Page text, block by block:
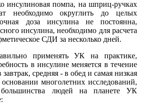
инсулиновая помпа, на шприц-ручках
необходимо округлить до целых
доза инсулина не постоянна,
инсулина, необходимо для расчета
СДИ за несколько дней.
применять УК на практике,
в инсулине меняется в течение
средняя - в обед и самая низкая
многолетних исследований,
людей на планете УК